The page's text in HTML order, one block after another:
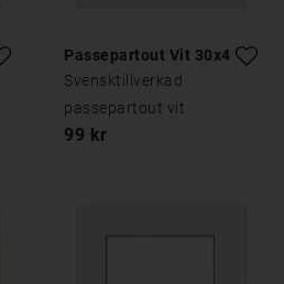
Passepartout Vit 30x40
Svensktillverkad
passepartout vit
99 kr